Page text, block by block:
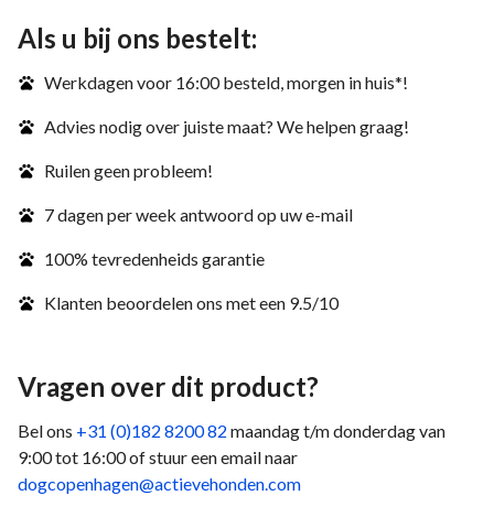
Als u bij ons bestelt:
Werkdagen voor 16:00 besteld, morgen in huis*!
Advies nodig over juiste maat? We helpen graag!
Ruilen geen probleem!
7 dagen per week antwoord op uw e-mail
100% tevredenheids garantie
Klanten beoordelen ons met een 9.5/10
Vragen over dit product?
Bel ons +31 (0)182 8200 82 maandag t/m donderdag van
9:00 tot 16:00 of stuur een email naar
dogcopenhagen@actievehonden.com